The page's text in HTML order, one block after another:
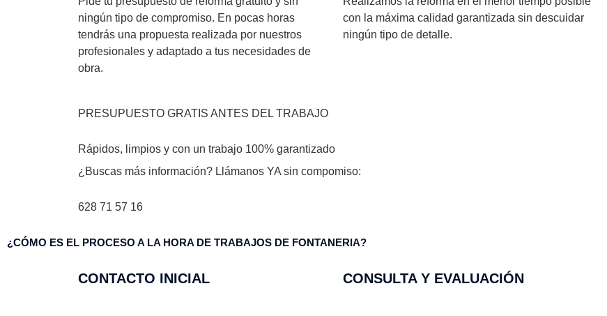
ningún tipo de compromiso. En pocas horas
tendrás una propuesta realizada por nuestros
profesionales y adaptado a tus necesidades de
obra.
con la máxima calidad garantizada sin descuidar
ningún tipo de detalle.
PRESUPUESTO GRATIS ANTES DEL TRABAJO
Rápidos, limpios y con un trabajo 100% garantizado
¿Buscas más información? Llámanos YA sin compomiso:
628 71 57 16
¿CÓMO ES EL PROCESO A LA HORA DE TRABAJOS DE FONTANERIA?
CONTACTO INICIAL CONSULTA Y EVALUACIÓN